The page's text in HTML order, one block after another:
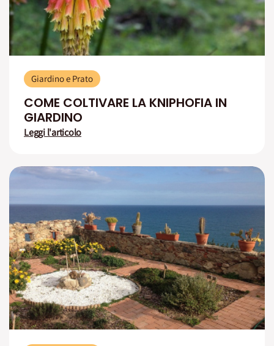
Giardino e Prato
COME COLTIVARE LA KNIPHOFIA IN
GIARDINO
Leggi l'articolo